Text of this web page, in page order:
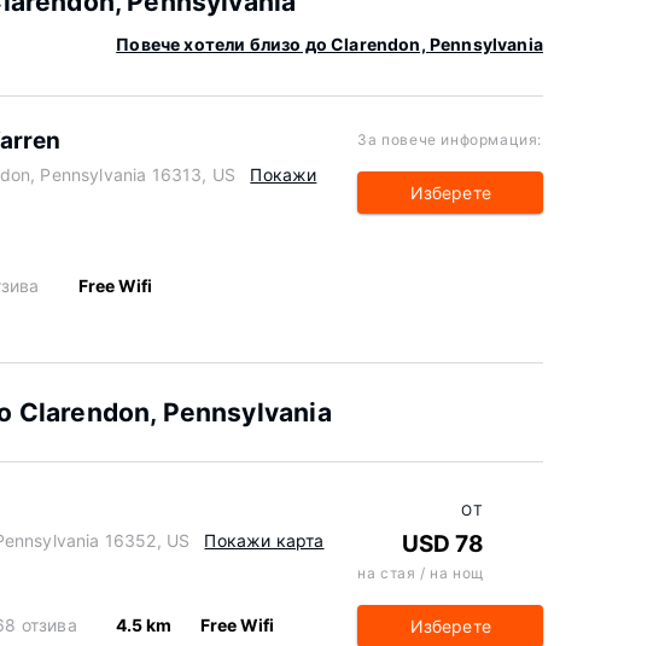
Повече хотели близо до Clarendon, Pennsylvania
Pennsylvania 16313, US
Покажи
Free Wifi
За повече информация:
Изберете
Clarendon, Pennsylvania
16352, US Покажи карта
отзива 4.5 km Free Wifi
ОТ
USD 78
на стая / на нощ
Изберете